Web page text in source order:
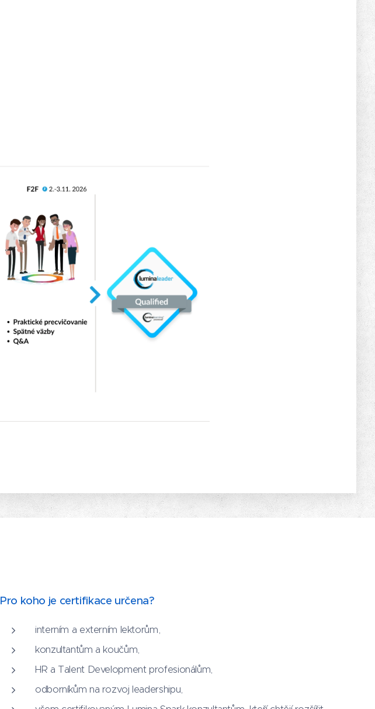
Pro koho je certifikace určena?
interním a externím lektorům,
konzultantům a koučům,
HR a Talent Development profesionálům,
odborníkům na rozvoj leadershipu,